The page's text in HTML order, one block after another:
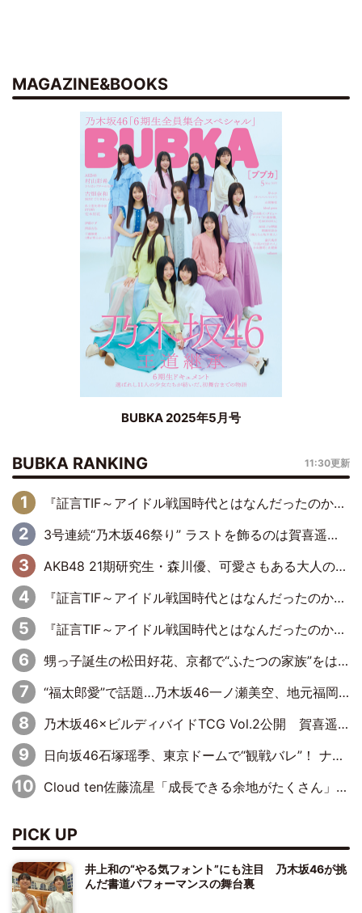
MAGAZINE&BOOKS
BUBKA 2025年5月号
BUBKA RANKING 11:30更新
『証言TIF～アイドル戦国時代とはなんだったのか～』第6回：でんぱ組.inc・古川未鈴×相沢梨紗「『ハロプロやりたかったな』って言ったら、夢眠ねむさんに『てめえはでんぱ組．incなんだよ！』って肩パンされて(笑)」
3号連続“乃木坂46祭り” ラストを飾るのは賀喜遥香…5年ぶりの登場に「5年分大人になった私を見ていただけたら」
AKB48 21期研究生・森川優、可愛さもある大人の女性に
『証言TIF～アイドル戦国時代とはなんだったのか～』第11回：私立恵比寿中学・真山りか×安本彩花「TIFで10年ぶりのキョンシーメイクをしたら、場を完全に引かせてしまって。時代が変わったんだなって」
『証言TIF～アイドル戦国時代とはなんだったのか～』第10回：さくら学院・武藤彩未×飯田らうら「正直、中3で辞めるというのを信じてなくて。そう言われてはいたけど、嘘でしょって」
甥っ子誕生の松田好花、京都で“ふたつの家族”をはしご！ “母”黒谷友香に見送られ、“父”松岡昌宏とはハシゴ酒
“福太郎愛”で話題…乃木坂46一ノ瀬美空、地元福岡『めんべい25周年トップサポーター』に就任
乃木坂46×ビルディバイドTCG Vol.2公開 賀喜遥香＆田村真佑が『京まふ』ステージに登壇
日向坂46石塚瑶季、東京ドームで“観戦バレ”！ ナイツ・塙も認めた「巨人に詳しすぎるアイドル」は元VENUSスクール生で杉内コーチ推し⁉
Cloud ten佐藤流星「成長できる余地がたくさん」、本田高優「何度見ても飽きない公演に」
PICK UP
井上和の“やる気フォント”にも注目 乃木坂46が挑
んだ書道パフォーマンスの舞台裏